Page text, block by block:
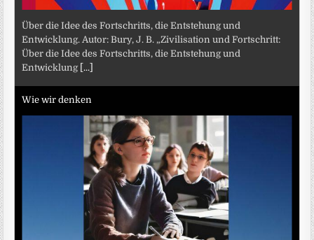
Über die Idee des Fortschritts, die Entstehung und
Entwicklung. Autor: Bury, J. B. „Zivilisation und Fortschritt:
Über die Idee des Fortschritts, die Entstehung und
Entwicklung [...]
Wie wir denken